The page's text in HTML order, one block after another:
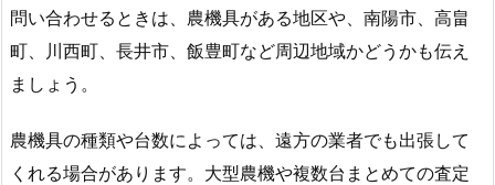
問い合わせるときは、農機具がある地区や、南陽市、高畠
町、川西町、長井市、飯豊町など周辺地域かどうかも伝え
ましょう。
農機具の種類や台数によっては、遠方の業者でも出張して
くれる場合があります。大型農機や複数台まとめての査定